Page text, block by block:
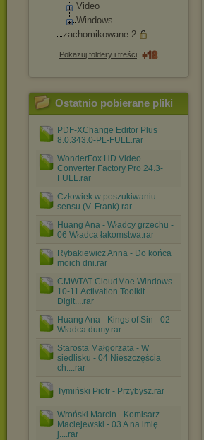
Video
Windows
zachomikowane 2
Pokazuj foldery i treści
Ostatnio pobierane pliki
PDF-XChange Editor Plus
8.0.343.0-PL-FULL.rar
WonderFox HD Video
Converter Factory Pro 24.3-
FULL.rar
Człowiek w poszukiwaniu
sensu (V. Frank).rar
Huang Ana - Władcy grzechu -
06 Władca łakomstwa.rar
Rybakiewicz Anna - Do końca
moich dni.rar
CMWTAT CloudMoe Windows
10-11 Activation Toolkit
Digit....rar
Huang Ana - Kings of Sin - 02
Władca dumy.rar
Starosta Małgorzata - W
siedlisku - 04 Nieszczęścia
ch....rar
Tymiński Piotr - Przybysz.rar
Wroński Marcin - Komisarz
Maciejewski - 03 A na imię
j....rar